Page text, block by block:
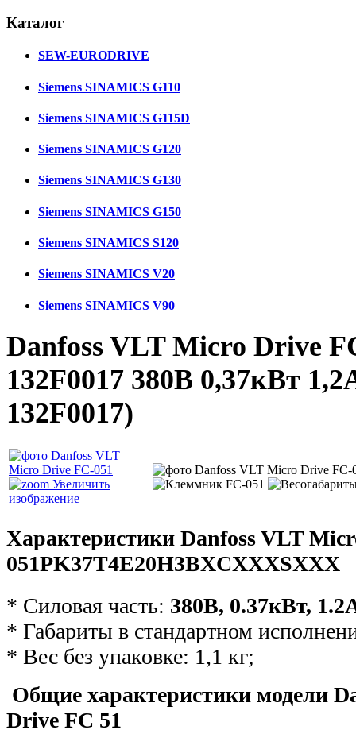
Каталог
SEW-EURODRIVE
Siemens SINAMICS G110
Siemens SINAMICS G115D
Siemens SINAMICS G120
Siemens SINAMICS G130
Siemens SINAMICS G150
Siemens SINAMICS S120
Siemens SINAMICS V20
Siemens SINAMICS V90
Danfoss VLT Micro Drive
132F0017 380В 0,37кВт
132F0017)
Увеличить
изображение
Характеристики Danfoss VLT
051PK37T4E20H3ВXCXXXSXXX
* Силовая часть: 380В, 0.37кВт,
* Габариты в стандартном
* Вес без упаковке: 1,1 кг;
Общие характеристики модели
Drive FC 51